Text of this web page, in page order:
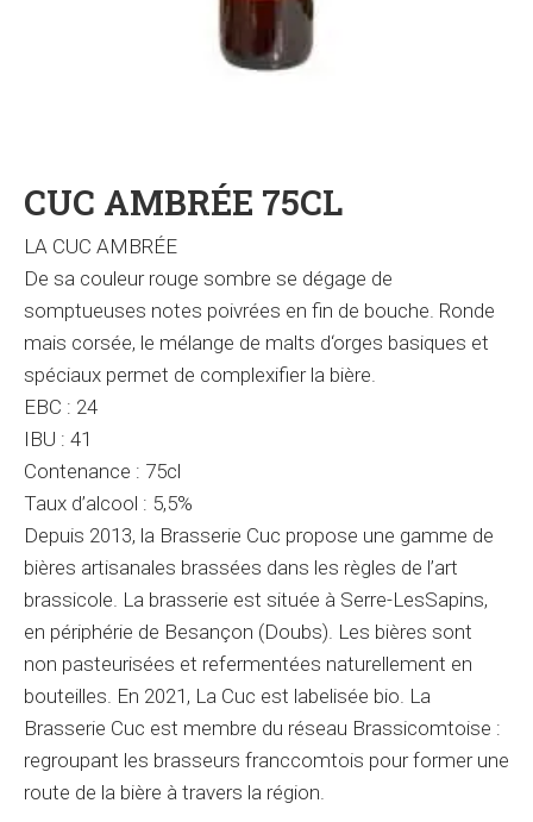
CUC AMBRÉE 75CL
LA CUC AMBRÉE
De sa couleur rouge sombre se dégage de
somptueuses notes poivrées en fin de bouche. Ronde
mais corsée, le mélange de malts d‘orges basiques et
spéciaux permet de complexifier la bière.
EBC : 24
IBU : 41
Contenance : 75cl
Taux d’alcool : 5,5%
Depuis 2013, la Brasserie Cuc propose une gamme de
bières artisanales brassées dans les règles de l’art
brassicole. La brasserie est située à Serre-LesSapins,
en périphérie de Besançon (Doubs). Les bières sont
non pasteurisées et refermentées naturellement en
bouteilles. En 2021, La Cuc est labelisée bio. La
Brasserie Cuc est membre du réseau Brassicomtoise :
regroupant les brasseurs franccomtois pour former une
route de la bière à travers la région.